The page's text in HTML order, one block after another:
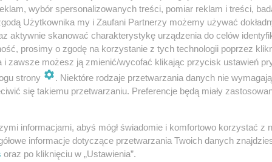
do drażliwości, lęku, bezsenności,
serca — niedobór może prowadzić doarytmii,
na naczynia), zmniejsza ryzyko
miażdżycy
,
właściwości).
i rozkurczu mięśni, zapobiega skurczom,
po wysiłku fizycznym.
ATP, głównej cząsteczki energii w organizmie,
wybór spersonalizowanych treści, pomiar reklam i treści,
Użytkownika my i Zaufani Partnerzy możemy używać
aktywnie skanować charakterystykę urządzenia do celów
prosimy o zgodę na korzystanie z tych technologii poprzez
i zawsze możesz ją zmienić/wycofać klikając przycisk ustawień
strony
. Niektóre rodzaje przetwarzania danych nie
się takiemu przetwarzaniu. Preferencje będą miały
informacjami, abyś mógł świadomie i komfortowo korzystać z
informacje dotyczące przetwarzania Twoich danych
oraz po kliknięciu w „Ustawienia”.